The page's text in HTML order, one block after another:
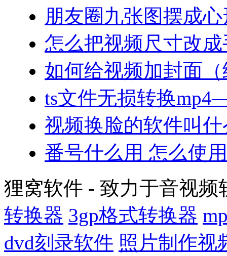
朋友圈九张图摆成
怎么把视频尺寸改
如何给视频加封面
ts文件无损转换
视频换脸的软件叫
番号什么用 怎么使
狸窝软件 - 致力于音视
转换器 3gp格式转换器
dvd刻录软件 照片制作视